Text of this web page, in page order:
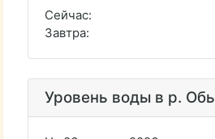
Сейчас:
Завтра:
Уровень воды в р. Обь